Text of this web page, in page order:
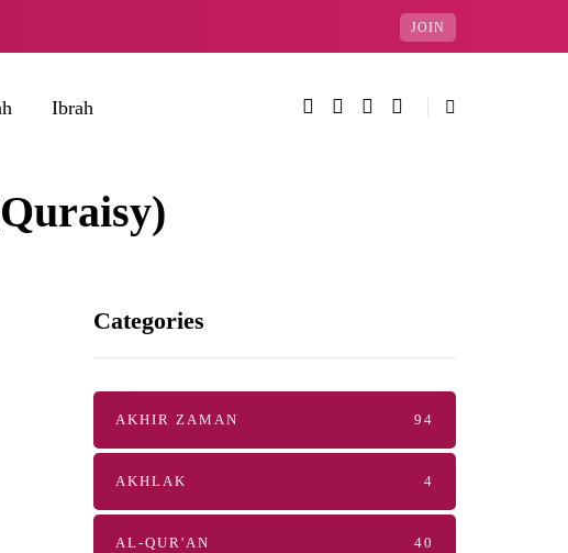
JOIN
Ibrah
Categories
AKHIR ZAMAN 94
AKHLAK 4
AL-QUR'AN 40